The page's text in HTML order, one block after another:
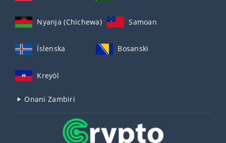
Nyanja (Chichewa) Samoan
Íslenska Bosanski
Kreyòl
Onani Zambiri